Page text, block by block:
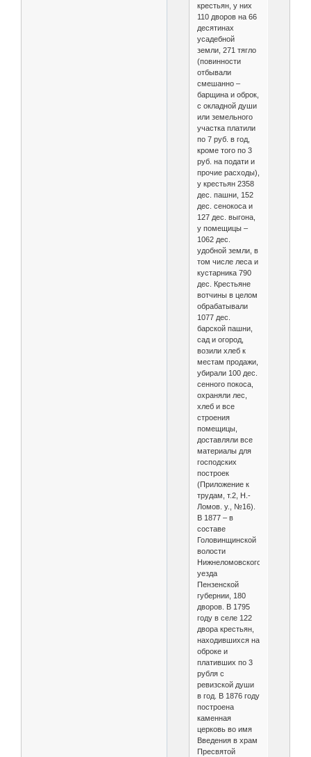
крестьян, у них
110 дворов на 66
десятинах
усадебной
земли, 271 тягло
(повинности
отбывали
смешанно –
барщина и оброк,
с окладной души
или земельного
участка платили
по 7 руб. в год,
кроме того по 3
руб. на подати и
прочие расходы),
у крестьян 2358
дес. пашни, 152
дес. сенокоса и
127 дес. выгона,
у помещицы –
1062 дес.
удобной земли, в
том числе леса и
кустарника 790
дес. Крестьяне
вотчины в целом
обрабатывали
1077 дес.
барской пашни,
сад и огород,
возили хлеб к
местам продажи,
убирали 100 дес.
сенного покоса,
охраняли лес,
хлеб и все
строения
помещицы,
доставляли все
материалы для
господских
построек
(Приложение к
трудам, т.2, Н.-
Ломов. у., №16).
В 1877 – в
составе
Головинщинской
волости
Нижнеломовского
уезда
Пензенской
губернии, 180
дворов. В 1795
году в селе 122
двора крестьян,
находившихся на
оброке и
плативших по 3
рубля с
ревизской души
в год. В 1876 году
построена
каменная
церковь во имя
Введения в храм
Пресвятой